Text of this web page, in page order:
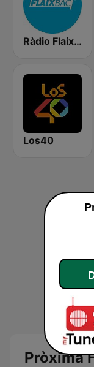
Ràdio Flaixbac
Los40
Pròxima